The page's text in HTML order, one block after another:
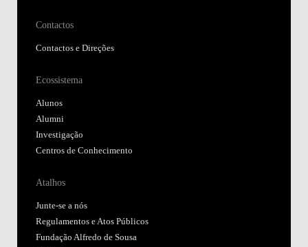
Contactos
Contactos e Direções
Ecossistema
Alunos
Alumni
Investigação
Centros de Conhecimento
Atalhos
Junte-se a nós
Regulamentos e Atos Públicos
Fundação Alfredo de Sousa